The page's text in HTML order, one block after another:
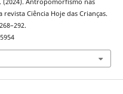
(2024). Antropomorfismo nas
Ciência Hoje das Crianças.